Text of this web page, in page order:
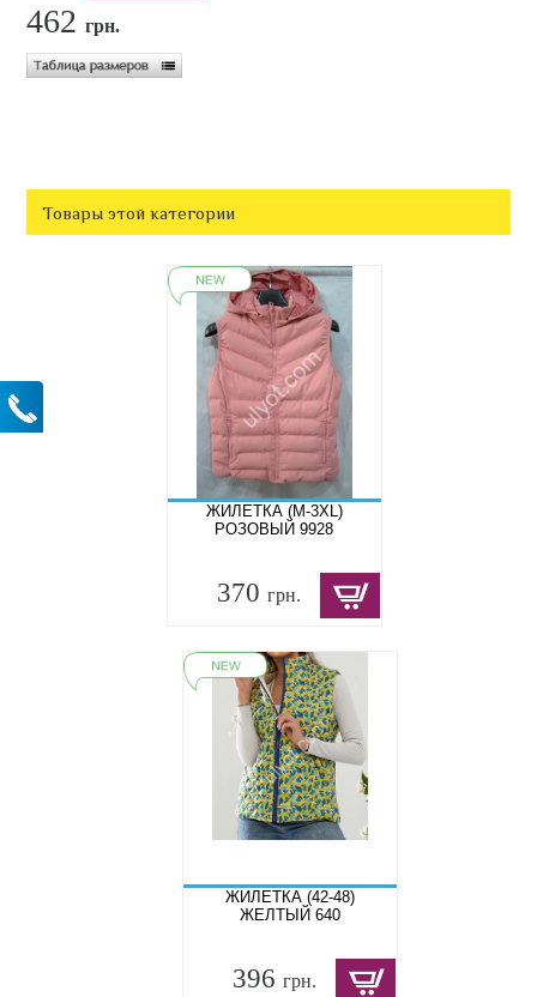
462грн.
Товары этой категории
ЖИЛЕТКА (M-3XL)
РОЗОВЫЙ 9928
370 грн.
ЖИЛЕТКА (42-48)
ЖЕЛТЫЙ 640
396 грн.